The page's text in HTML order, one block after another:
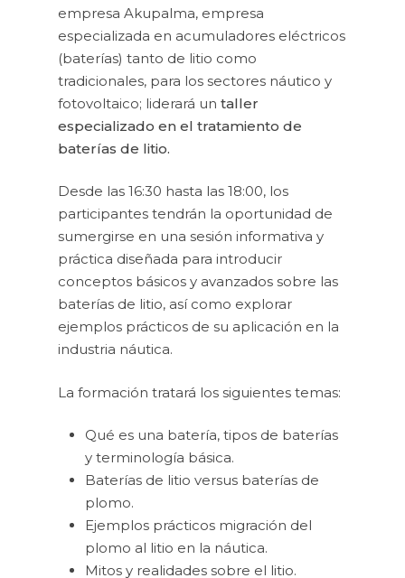
empresa Akupalma, empresa
especializada en acumuladores eléctricos
(baterías) tanto de litio como
tradicionales, para los sectores náutico y
fotovoltaico; liderará un taller
especializado en el tratamiento de
baterías de litio.
Desde las 16:30 hasta las 18:00, los
participantes tendrán la oportunidad de
sumergirse en una sesión informativa y
práctica diseñada para introducir
conceptos básicos y avanzados sobre las
baterías de litio, así como explorar
ejemplos prácticos de su aplicación en la
industria náutica.
La formación tratará los siguientes temas:
Qué es una batería, tipos de baterías
y terminología básica.
Baterías de litio versus baterías de
plomo.
Ejemplos prácticos migración del
plomo al litio en la náutica.
Mitos y realidades sobre el litio.